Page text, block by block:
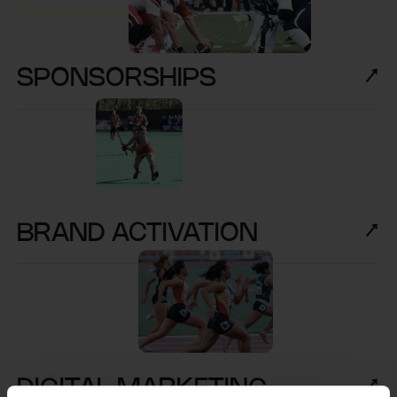
SPONSORSHIPS
BRAND ACTIVATION
DIGITAL MARKETING